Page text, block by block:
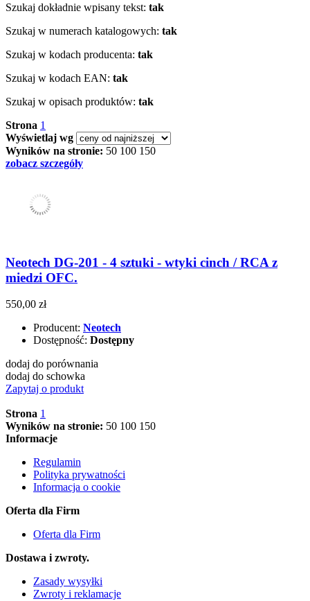
Szukaj dokładnie wpisany tekst: tak
Szukaj w numerach katalogowych: tak
Szukaj w kodach producenta: tak
Szukaj w kodach EAN: tak
Szukaj w opisach produktów: tak
Strona 1
Wyświetlaj wg
Wyników na stronie: 50 100 150
zobacz szczegóły
Neotech DG-201 - 4 sztuki - wtyki cinch / RCA z
miedzi OFC.
550,00 zł
Producent: Neotech
Dostępność: Dostępny
dodaj do porównania
dodaj do schowka
Zapytaj o produkt
Strona 1
Wyników na stronie: 50 100 150
Informacje
Regulamin
Polityka prywatności
Informacja o cookie
Oferta dla Firm
Oferta dla Firm
Dostawa i zwroty.
Zasady wysyłki
Zwroty i reklamacje